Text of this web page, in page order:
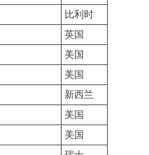
比利时
英国
美国
美国
新西兰
美国
美国